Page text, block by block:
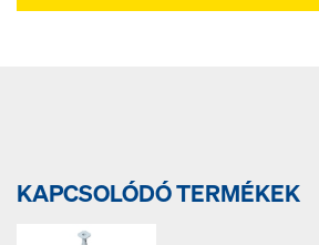
KAPCSOLÓDÓ TERMÉKEK